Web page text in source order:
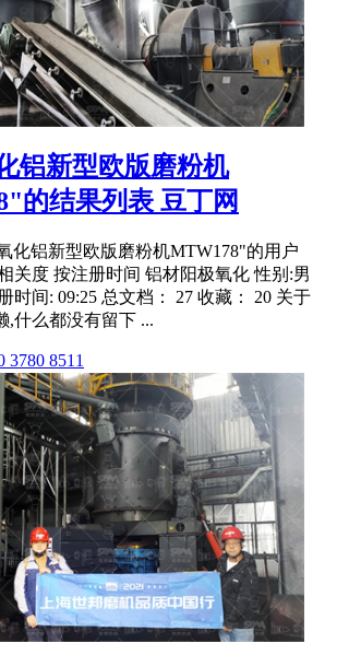
铝新型欧版磨粉机
的结果列表 豆丁网
化铝新型欧版磨粉机MTW178"的用户
关度 按注册时间 铝材阳极氧化 性别:男
时间: 09:25 总文档： 27 收藏： 20 关于
,什么都没有留下 ...
3780 8511